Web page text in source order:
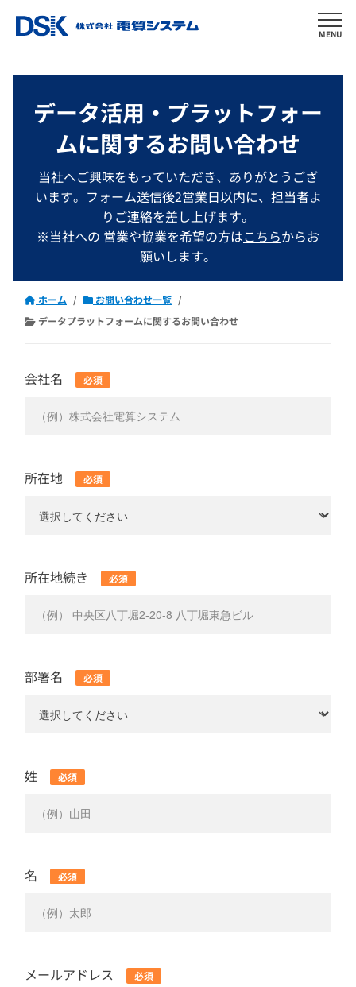
MENU
データ活用・プラットフォー
ムに関するお問い合わせ
当社へご興味をもっていただき、ありがとうござ
います。フォーム送信後2営業日以内に、担当者よ
りご連絡を差し上げます。
※当社への 営業や協業を希望の方はこちらからお
願いします。
ホーム
お問い合わせ一覧
データプラットフォームに関するお問い合わせ
会社名
所在地
所在地続き
部署名
姓
名
メールアドレス